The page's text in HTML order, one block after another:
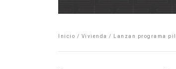
Inicio / Vivienda / Lanzan programa